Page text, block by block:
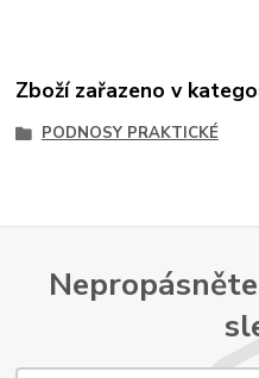
Zboží zařazeno v
PODNOSY PRAKTICKÉ